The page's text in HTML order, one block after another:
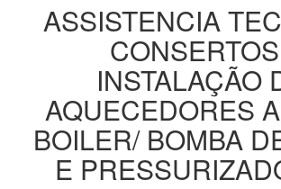
ASSISTENCIA
INSTALAÇÃO
AQUECEDORES
BOILER/ BOMBA
E